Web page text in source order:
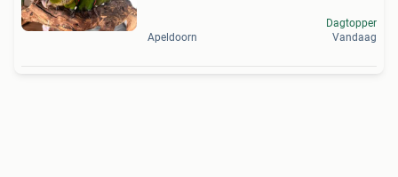
Apeldoorn
Dagtopper
Vandaag